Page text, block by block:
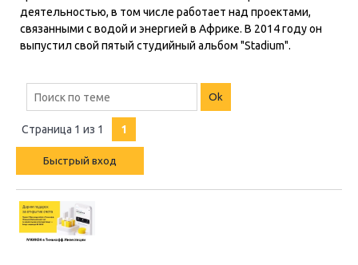
деятельностью, в том числе работает над проектами,
связанными с водой и энергией в Африке. В 2014 году он
выпустил свой пятый студийный альбом "Stadium".
Страница 1 из 1 1